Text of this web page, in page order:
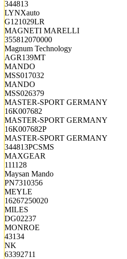
344813
LYNXauto
G121029LR
MAGNETI MARELLI
355812070000
Magnum Technology
AGR139MT
MANDO
MSS017032
MANDO
MSS026379
MASTER-SPORT GERMANY
16K007682
MASTER-SPORT GERMANY
16K007682P
MASTER-SPORT GERMANY
344813PCSMS
MAXGEAR
111128
Maysan Mando
PN7310356
MEYLE
16267250020
MILES
DG02237
MONROE
43134
NK
63392711